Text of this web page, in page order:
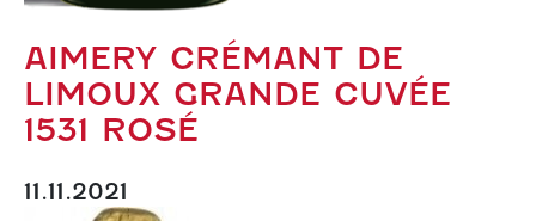
AIMERY CRÉMANT DE
LIMOUX GRANDE CUVÉE
1531 ROSÉ
11.11.2021